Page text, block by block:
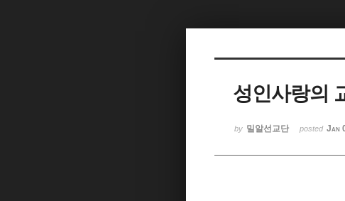
성인사랑의
by 밀알선교단 posted Jan
Sketchbook5, 스케치북5
Sketchbook5, 스케치북5